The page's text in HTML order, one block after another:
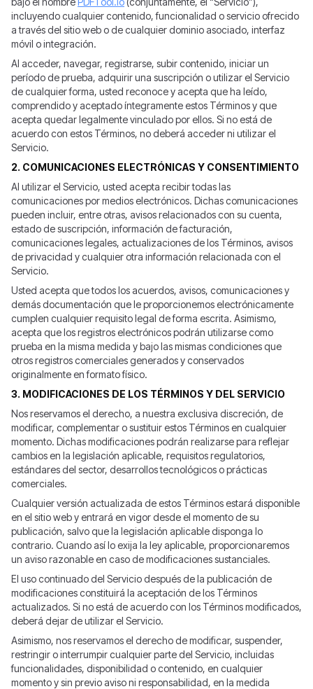
incluyendo cualquier contenido, funcionalidad o servicio ofrecido
a través del sitio web o de cualquier dominio asociado, interfaz
móvil o integración.
Al acceder, navegar, registrarse, subir contenido, iniciar un
período de prueba, adquirir una suscripción o utilizar el Servicio
de cualquier forma, usted reconoce y acepta que ha leído,
comprendido y aceptado íntegramente estos Términos y que
acepta quedar legalmente vinculado por ellos. Si no está de
acuerdo con estos Términos, no deberá acceder ni utilizar el
Servicio.
2. COMUNICACIONES ELECTRÓNICAS Y CONSENTIMIENTO
Al utilizar el Servicio, usted acepta recibir todas las
comunicaciones por medios electrónicos. Dichas comunicaciones
pueden incluir, entre otras, avisos relacionados con su cuenta,
estado de suscripción, información de facturación,
comunicaciones legales, actualizaciones de los Términos, avisos
de privacidad y cualquier otra información relacionada con el
Servicio.
Usted acepta que todos los acuerdos, avisos, comunicaciones y
demás documentación que le proporcionemos electrónicamente
cumplen cualquier requisito legal de forma escrita. Asimismo,
acepta que los registros electrónicos podrán utilizarse como
prueba en la misma medida y bajo las mismas condiciones que
otros registros comerciales generados y conservados
originalmente en formato físico.
3. MODIFICACIONES DE LOS TÉRMINOS Y DEL SERVICIO
Nos reservamos el derecho, a nuestra exclusiva discreción, de
modificar, complementar o sustituir estos Términos en cualquier
momento. Dichas modificaciones podrán realizarse para reflejar
cambios en la legislación aplicable, requisitos regulatorios,
estándares del sector, desarrollos tecnológicos o prácticas
comerciales.
Cualquier versión actualizada de estos Términos estará disponible
en el sitio web y entrará en vigor desde el momento de su
publicación, salvo que la legislación aplicable disponga lo
contrario. Cuando así lo exija la ley aplicable, proporcionaremos
un aviso razonable en caso de modificaciones sustanciales.
El uso continuado del Servicio después de la publicación de
modificaciones constituirá la aceptación de los Términos
actualizados. Si no está de acuerdo con los Términos modificados,
deberá dejar de utilizar el Servicio.
Asimismo, nos reservamos el derecho de modificar, suspender,
restringir o interrumpir cualquier parte del Servicio, incluidas
funcionalidades, disponibilidad o contenido, en cualquier
momento y sin previo aviso ni responsabilidad, en la medida